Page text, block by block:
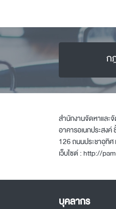
ก
สำนักงานจัดหาและ
อาคารอเนกประสง
126 ถนนประชาอุทิศ
เว็บไซต์ :http://
บุคลากร